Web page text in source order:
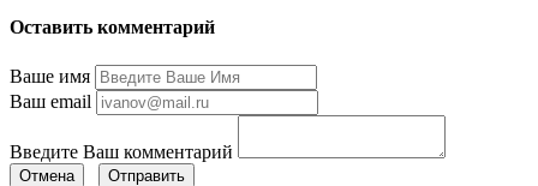
Оставить комментарий
Ваше имя
Ваш email
Введите Ваш комментарий
Отмена Отправить